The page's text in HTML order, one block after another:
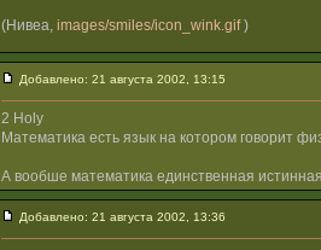
(Нивеа, images/smiles/icon_wink.gif)
Добавлено: 21 августа 2002, 13:15
2 Holy
Математика есть язык на котором говорит
А вообше математика единственная
Добавлено: 21 августа 2002, 13:36